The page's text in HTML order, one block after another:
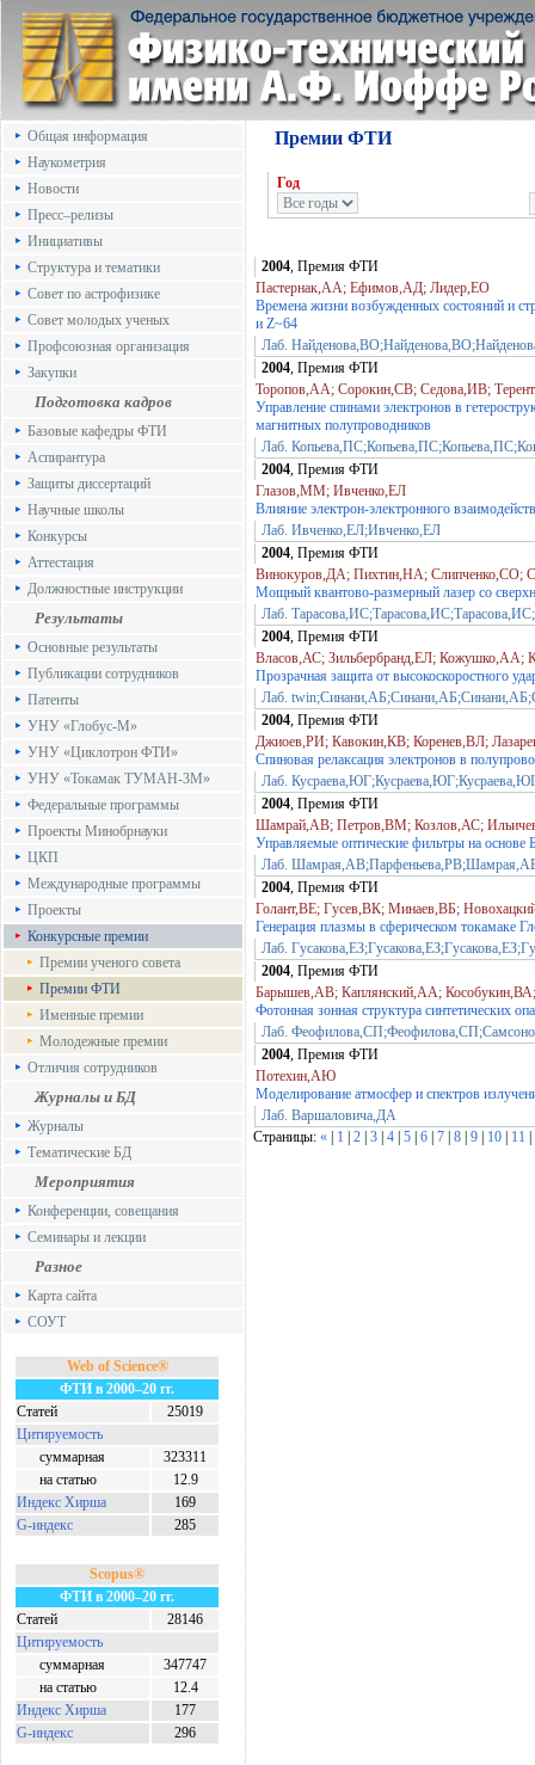
Общая информация
Наукометрия
Новости
Пресс–релизы
Инициативы
Структура и тематики
Совет по астрофизике
Совет молодых ученых
Профсоюзная организация
Закупки
Подготовка кадров
Базовые кафедры ФТИ
Аспирантура
Защиты диссертаций
Научные школы
Конкурсы
Аттестация
Должностные инструкции
Результаты
Основные результаты
Публикации сотрудников
Патенты
УНУ «Глобус-М»
УНУ «Циклотрон ФТИ»
УНУ «Токамак ТУМАН-3М»
Федеральные программы
Проекты Минобрнауки
ЦКП
Международные программы
Проекты
Конкурсные премии
Премии ученого совета
Премии ФТИ
Именные премии
Молодежные премии
Отличия сотрудников
Журналы и БД
Журналы
Тематические БД
Мероприятия
Конференции, совещания
Семинары и лекции
Разное
Карта сайта
СОУТ
Web of Science®
ФТИ в 2000–20 гг.
Статей
25019
Цитируемость
суммарная
323311
на статью
12.9
Индекс Хирша
169
G-индекс
285
Scopus®
ФТИ в 2000–20 гг.
Статей
28146
Цитируемость
суммарная
347747
на статью
12.4
Индекс Хирша
177
G-индекс
296
Премии ФТИ
Год
2004, Премия ФТИ
Пастернак,АА; Ефимов,АД; Лидер,ЕО
Времена жизни возбужденных состояний и
и Z~64
Лаб.
2004, Премия ФТИ
Торопов,АА; Сорокин,СВ; Седова,ИВ;
Управление спинами электронов в
магнитных полупроводников
Лаб.
2004, Премия ФТИ
Глазов,ММ; Ивченко,ЕЛ
Влияние электрон-электронного
Лаб. Ивченко,ЕЛ;Ивченко,ЕЛ
2004, Премия ФТИ
Винокуров,ДА; Пихтин,НА; Слипченко,СО;
Мощный квантово-размерный лазер со
Лаб.
2004, Премия ФТИ
Власов,АС; Зильбербранд,ЕЛ;
Прозрачная защита от высокоскоростного
Лаб.
2004, Премия ФТИ
Джиоев,РИ; Кавокин,КВ; Коренев,ВЛ;
Cпиновая релаксация электронов в
Лаб.
2004, Премия ФТИ
Шамрай,АВ; Петров,ВМ; Козлов,АС;
Управляемые оптические фильтры на основе
Лаб.
2004, Премия ФТИ
Голант,ВЕ; Гусев,ВК; Минаев,ВБ;
Генерация плазмы в сферическом токамаке
Лаб.
2004, Премия ФТИ
Барышев,АВ; Каплянский,АА;
Фотонная зонная структура синтетических
Лаб.
2004, Премия ФТИ
Потехин,АЮ
Моделирование атмосфер и спектров
Лаб. Варшаловича,ДА
Страницы: « 1 2 3 4 5 6 7 8 9 10 11